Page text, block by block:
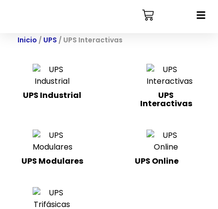
Inicio / UPS / UPS Interactivas
UPS Industrial UPS
Interactivas
UPS Modulares UPS Online